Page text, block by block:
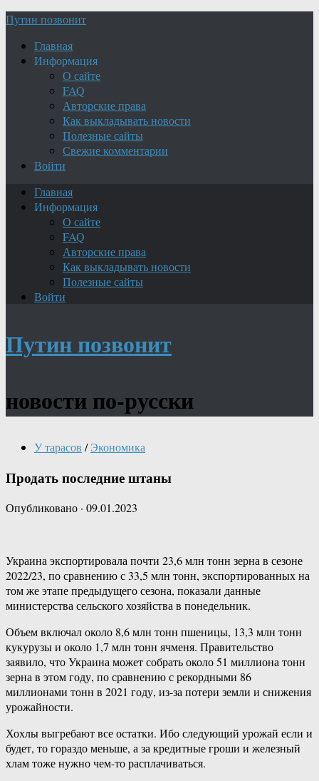
Путин позвонит
Главная
Информация
О сайте
FAQ
Авторские права
Как выкладывать новости
Полезные сайты
Свежие комментарии
Войти
Главная
Информация
О сайте
FAQ
Авторские права
Как выкладывать новости
Полезные сайты
Войти
Путин позвонит
новости по-русски
У тарасов / Экономика
Продать последние штаны
Опубликовано · 09.01.2023
Украина экспортировала почти 23,6 млн тонн зерна в сезоне
2022/23, по сравнению с 33,5 млн тонн, экспортированных на
том же этапе предыдущего сезона, показали данные
министерства сельского хозяйства в понедельник.
Объем включал около 8,6 млн тонн пшеницы, 13,3 млн тонн
кукурузы и около 1,7 млн тонн ячменя. Правительство
заявило, что Украина может собрать около 51 миллиона тонн
зерна в этом году, по сравнению с рекордными 86
миллионами тонн в 2021 году, из-за потери земли и снижения
урожайности.
Хохлы выгребают все остатки. Ибо следующий урожай если и
будет, то гораздо меньше, а за кредитные гроши и железный
хлам тоже нужно чем-то расплачиваться.